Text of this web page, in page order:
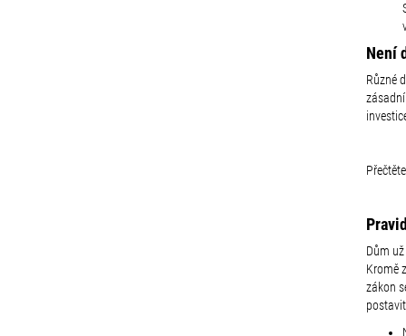
Není
Různé
Dům
Kromě
zákon